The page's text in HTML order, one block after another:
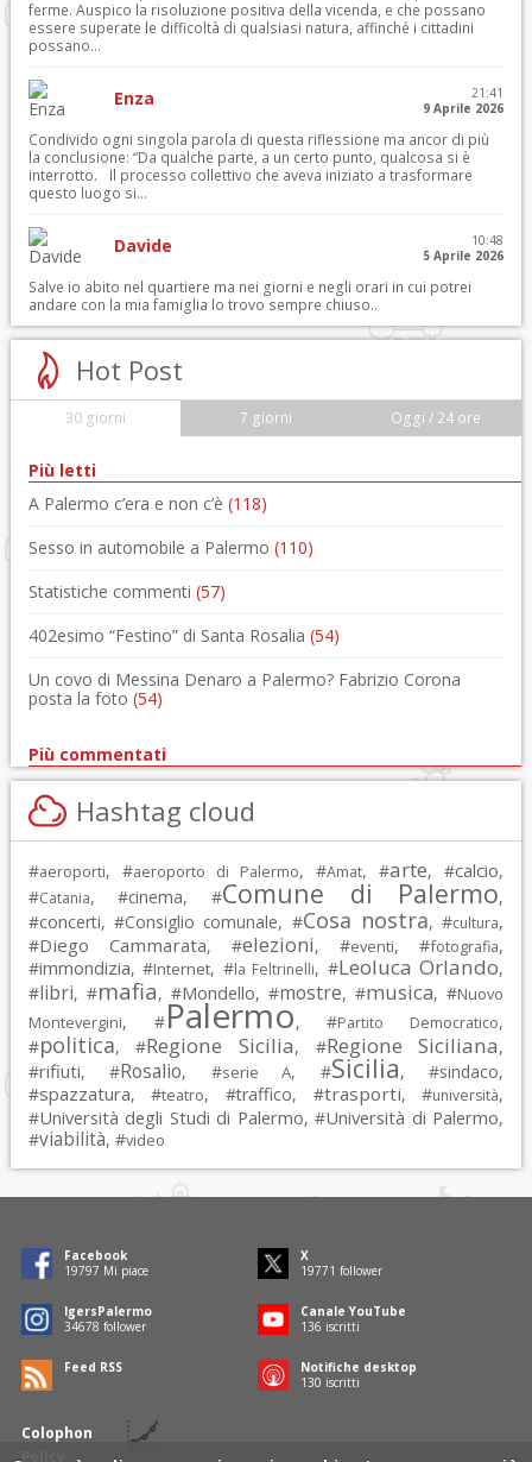
ferme. Auspico la risoluzione positiva della vicenda, e che possano
essere superate le difficoltà di qualsiasi natura, affinché i cittadini
possano...
Enza
21:41
9 Aprile 2026
Condivido ogni singola parola di questa riflessione ma ancor di più
la conclusione: “Da qualche parte, a un certo punto, qualcosa si è
interrotto. Il processo collettivo che aveva iniziato a trasformare
questo luogo si...
Davide
10:48
5 Aprile 2026
Salve io abito nel quartiere ma nei giorni e negli orari in cui potrei
andare con la mia famiglia lo trovo sempre chiuso..
Hot Post
30 giorni 7 giorni Oggi / 24 ore
Più letti
A Palermo c’era e non c’è (118)
Sesso in automobile a Palermo (110)
Statistiche commenti (57)
402esimo “Festino” di Santa Rosalia (54)
Un covo di Messina Denaro a Palermo? Fabrizio Corona
posta la foto (54)
Più commentati
Hashtag cloud
#aeroporti, #aeroporto di Palermo, #Amat, #arte, #calcio,
#Catania, #cinema, #Comune di Palermo,
#concerti, #Consiglio comunale, #Cosa nostra, #cultura,
#Diego Cammarata, #elezioni, #eventi, #fotografia,
#immondizia, #Internet, #la Feltrinelli, #Leoluca Orlando,
#libri, #mafia, #Mondello, #mostre, #musica, #Nuovo
Montevergini, #Palermo, #Partito Democratico,
#politica, #Regione Sicilia, #Regione Siciliana,
#rifiuti, #Rosalio, #serie A, #Sicilia, #sindaco,
#spazzatura, #teatro, #traffico, #trasporti, #università,
#Università degli Studi di Palermo, #Università di Palermo,
#viabilità, #video
Colophon
Policy
Facebook
19797 Mi piace
X
19771 follower
IgersPalermo
34678 follower
Canale YouTube
136 iscritti
Feed RSS
Notifiche desktop
130 iscritti